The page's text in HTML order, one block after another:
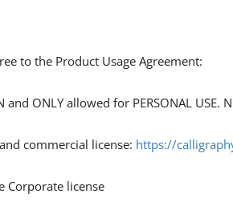
to the Product Usage Agreement:
ONLY allowed for PERSONAL USE.
commercial license: https://
Corporate license